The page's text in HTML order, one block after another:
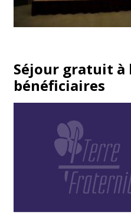
Séjour gratuit à
bénéficiaires